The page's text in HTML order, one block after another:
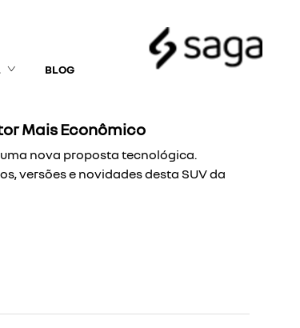
BLOG
Mais Econômico
uma nova proposta tecnológica.
versões e novidades desta SUV da